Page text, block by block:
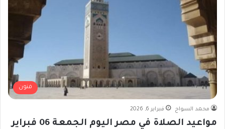
فنون
محمد السواح فبراير 6, 2026
مواعيد الصلاة في مصر اليوم الجمعة 06 فبراير